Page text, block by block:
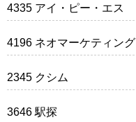
4335 アイ・ピー・エス
4196 ネオマーケティング
2345 クシム
3646 駅探